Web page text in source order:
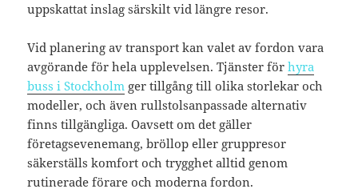
uppskattat inslag särskilt vid längre resor.
Vid planering av transport kan valet av fordon vara
avgörande för hela upplevelsen. Tjänster förhyra
buss i Stockholm ger tillgång till olika storlekar och
modeller, och även rullstolsanpassade alternativ
finns tillgängliga. Oavsett om det gäller
företagsevenemang, bröllop eller gruppresor
säkerställs komfort och trygghet alltid genom
rutinerade förare och moderna fordon.